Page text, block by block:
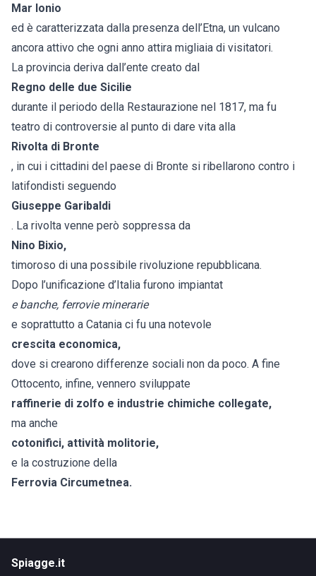
Mar Ionio
ed è caratterizzata dalla presenza dell’Etna, un vulcano
ancora attivo che ogni anno attira migliaia di visitatori.
La provincia deriva dall’ente creato dal
Regno delle due Sicilie
durante il periodo della Restaurazione nel 1817, ma fu
teatro di controversie al punto di dare vita alla
Rivolta di Bronte
, in cui i cittadini del paese di Bronte si ribellarono contro i
latifondisti seguendo
Giuseppe Garibaldi
. La rivolta venne però soppressa da
Nino Bixio,
timoroso di una possibile rivoluzione repubblicana.
Dopo l’unificazione d’Italia furono impiantat
e banche, ferrovie minerarie
e soprattutto a Catania ci fu una notevole
crescita economica,
dove si crearono differenze sociali non da poco. A fine
Ottocento, infine, vennero sviluppate
raffinerie di zolfo e industrie chimiche collegate,
ma anche
cotonifici, attività molitorie,
e la costruzione della
Ferrovia Circumetnea.
Spiagge.it